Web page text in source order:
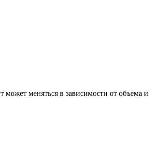
меняться в зависимости от объема и